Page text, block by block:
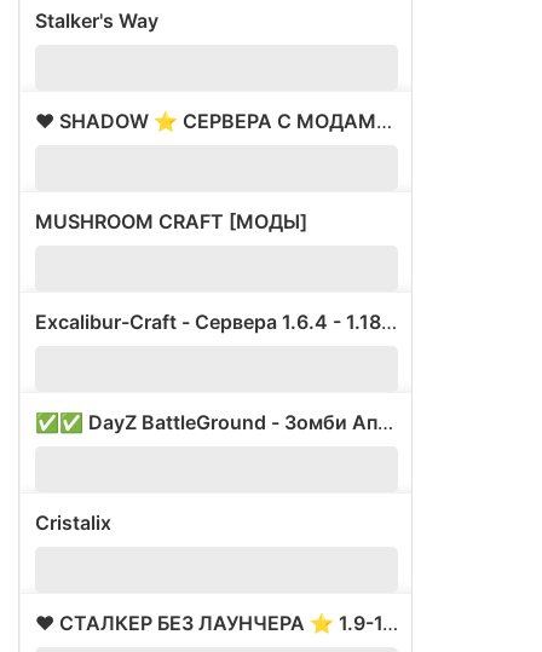
Stalker's Way
❤️ SHADOW ⭐ СЕРВЕРА С МОДАМИ ✅ ВАЙП 16.05
MUSHROOM CRAFT [МОДЫ]
Excalibur-Craft - Сервера 1.6.4 - 1.18.1 с модами.
✅✅ DayZ BattleGround - Зомби Апокалипсис!
Cristalix
❤️ СТАЛКЕР БЕЗ ЛАУНЧЕРА ⭐ 1.9-1.17❤️